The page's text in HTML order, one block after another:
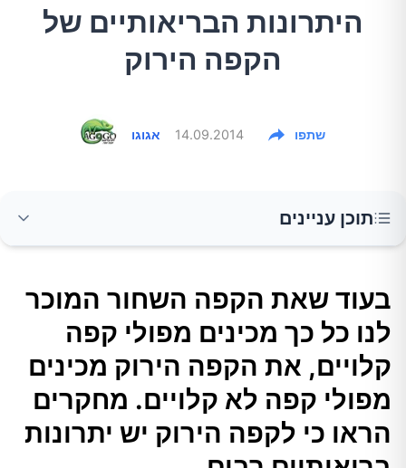
היתרונות הבריאותיים של
הקפה הירוק
אגוגו 14.09.2014 שתפו
תוכן עניינים
מפולי קפה קלויים, את הקפה הירוק מכינים מפולי
קפה לא קלויים. מחקרים הראו כי לקפה הירוק יש
יתרונות בריאותיים רבים.
הקפה הירוק והרזייה
בעוד שאת הקפה השחור המוכר
לנו כל כך מכינים מפולי קפה
קלויים, את הקפה הירוק מכינים
מפולי קפה לא קלויים. מחקרים
הראו כי לקפה הירוק יש יתרונות